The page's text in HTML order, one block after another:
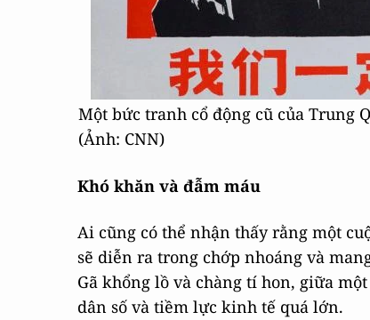
Một bức tranh cổ động cũ của Trung
(Ảnh: CNN)
Khó khăn và đẫm máu
Ai cũng có thể nhận thấy rằng một
sẽ diễn ra trong chớp nhoáng và
Gã khổng lồ và chàng tí hon, giữa
dân số và tiềm lực kinh tế quá lớn.